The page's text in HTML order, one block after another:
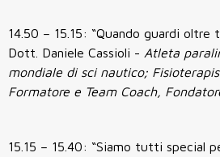
14.50 – 15.15: “Quando guardi
Dott. Daniele Cassioli - Atleta
mondiale di sci nautico;
Formatore e Team Coach,
15.15 – 15.40: “Siamo tutti special